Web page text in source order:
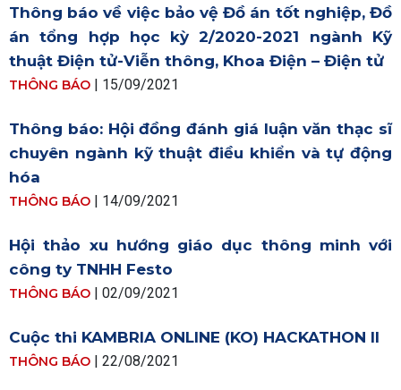
Thông báo về việc bảo vệ Đồ án tốt nghiệp, Đồ
án tổng hợp học kỳ 2/2020-2021 ngành Kỹ
thuật Điện tử-Viễn thông, Khoa Điện – Điện tử
THÔNG BÁO | 15/09/2021
Thông báo: Hội đồng đánh giá luận văn thạc sĩ
chuyên ngành kỹ thuật điều khiển và tự động
hóa
THÔNG BÁO | 14/09/2021
Hội thảo xu hướng giáo dục thông minh với
công ty TNHH Festo
THÔNG BÁO | 02/09/2021
Cuộc thi KAMBRIA ONLINE (KO) HACKATHON II
THÔNG BÁO | 22/08/2021